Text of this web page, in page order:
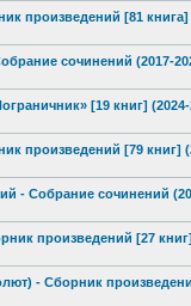
произведений [81 книга]
сочинений (2017-
[19 книг] (2024-
произведений [79 книг]
- Собрание сочинений
произведений [27
- Сборник